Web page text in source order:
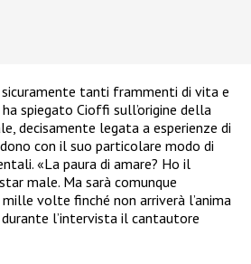
sicuramente tanti frammenti di vita e
spiegato Cioffi sull’origine della
decisamente legata a esperienze di
con il suo particolare modo di
«La paura di amare? Ho il
male. Ma sarà comunque
volte finché non arriverà l’anima
l’intervista il cantautore